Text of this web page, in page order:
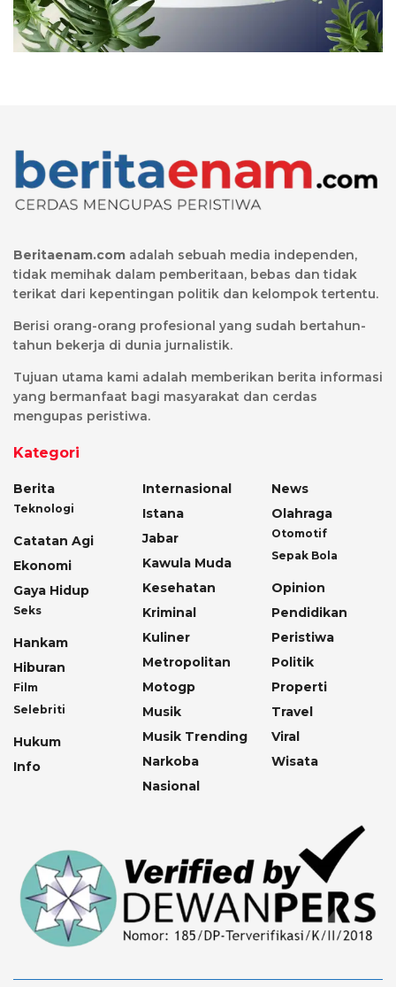
Beritaenam.com adalah sebuah media independen,
tidak memihak dalam pemberitaan, bebas dan tidak
terikat dari kepentingan politik dan kelompok tertentu.
Berisi orang-orang profesional yang sudah bertahun-
tahun bekerja di dunia jurnalistik.
Tujuan utama kami adalah memberikan berita informasi
yang bermanfaat bagi masyarakat dan cerdas
mengupas peristiwa.
Kategori
Berita
Teknologi
Catatan Agi
Ekonomi
Gaya Hidup
Seks
Hankam
Hiburan
Film
Selebriti
Hukum
Info
Internasional
Istana
Jabar
Kawula Muda
Kesehatan
Kriminal
Kuliner
Metropolitan
Motogp
Musik
Musik Trending
Narkoba
Nasional
News
Olahraga
Otomotif
Sepak Bola
Opinion
Pendidikan
Peristiwa
Politik
Properti
Travel
Viral
Wisata